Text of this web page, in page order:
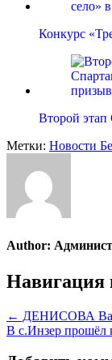
Конкурс
Второй
Метки: Новости
Author:
Навигация
← ДЕНИСОВА
В с.Инзер прошёл